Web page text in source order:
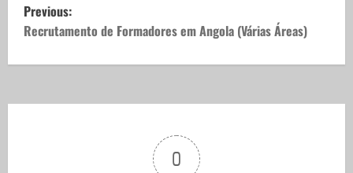
Previous:
Recrutamento de Formadores em Angola (Várias Áreas)
0